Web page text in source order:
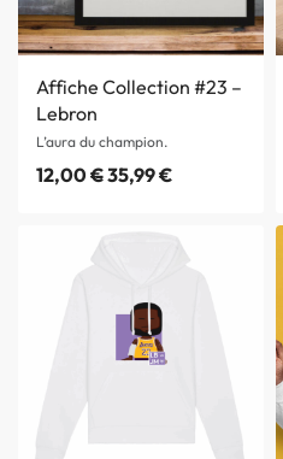
Affiche Collection #23 –
Lebron
L’aura du champion.
12,00€35,99€